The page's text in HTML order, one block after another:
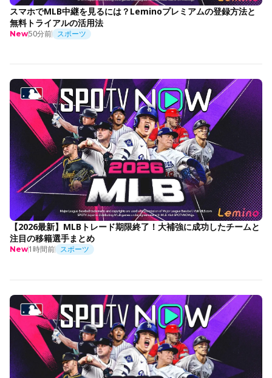
スマホでMLB中継を見るには？Leminoプレミアムの登録方法と
無料トライアルの活用法
New50分前 スポーツ
【2026最新】MLBトレード期限終了！大補強に成功したチームと
注目の移籍選手まとめ
New1時間前 スポーツ